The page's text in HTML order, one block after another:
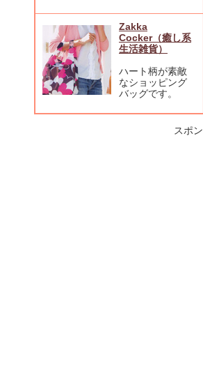
Zakka
Cocker（癒し系
生活雑貨）
ハート柄が素敵
なショッピング
バッグです。
スポ